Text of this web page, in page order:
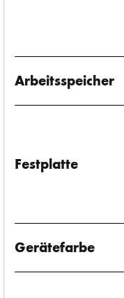
Arbeitsspeicher
Festplatte
Gerätefarbe